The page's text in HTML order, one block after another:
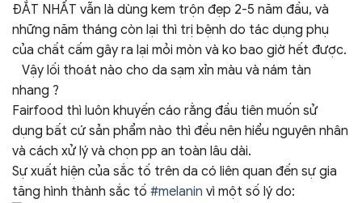
ĐẮT NHẤT vẫn là dùng kem trộn đẹp 2-5 năm đầu, và
những năm tháng còn lại thì trị bệnh do tác dụng phụ
của chất cấm gây ra lại mỏi mòn và ko bao giờ hết được.
⠀Vậy lối thoát nào cho da sạm xỉn màu và nám tàn
nhang ?
Fairfood thì luôn khuyến cáo rằng đầu tiên muốn sử
dụng bất cứ sản phẩm nào thì đều nên hiểu nguyên nhân
và cách xử lý và chọn pp an toàn lâu dài.
Sự xuất hiện của sắc tố trên da có liên quan đến sự gia
tăng hình thành sắc tố #melanin vì một số lý do: